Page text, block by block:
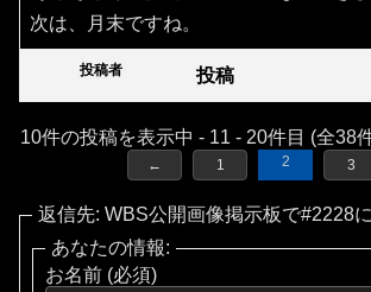
次は、月末ですね。
投稿者 投稿
10件の投稿を表示中 - 11 - 20件目 (全38
← 1 2 3
返信先: WBS公開画像掲示板で#2228
あなたの情報:
お名前 (必須)